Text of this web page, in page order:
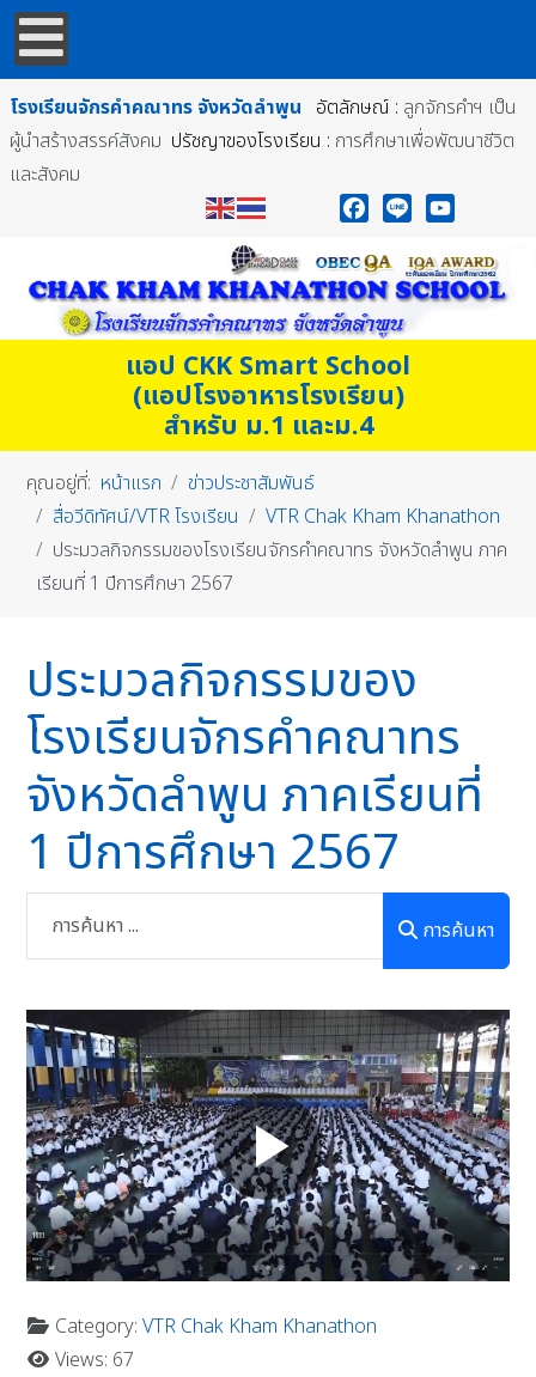
โรงเรียนจักรคำคณาทร จังหวัดลำพูน อัตลักษณ์ : ลูกจักรคำฯ เป็น
ผู้นำสร้างสรรค์สังคม ปรัชญาของโรงเรียน : การศึกษาเพื่อพัฒนาชีวิต
และสังคม
แอป CKK Smart School
(แอปโรงอาหารโรงเรียน)
สำหรับ ม.1 และม.4
คุณอยู่ที่: หน้าแรก
ข่าวประชาสัมพันธ์
สื่อวีดิทัศน์/VTR โรงเรียน
VTR Chak Kham Khanathon
ประมวลกิจกรรมของโรงเรียนจักรคำคณาทร จังหวัดลำพูน ภาค
เรียนที่ 1 ปีการศึกษา 2567
ประมวลกิจกรรมของ
โรงเรียนจักรคำคณาทร
จังหวัดลำพูน ภาคเรียนที่
1 ปีการศึกษา 2567
การค้นหา
Category:VTR Chak Kham Khanathon
Views: 67